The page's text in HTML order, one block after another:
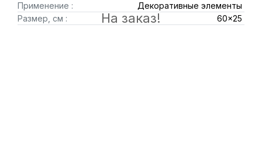
Применение :
Декоративные элементы
Размер, см :
60x25
На заказ!